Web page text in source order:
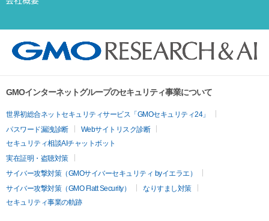
GMOインターネットグループのセキュリティ事業について
世界初総合ネットセキュリティサービス「GMOセキュリティ24」
パスワード漏洩診断
Webサイトリスク診断
セキュリティ相談AIチャットボット
実在証明・盗聴対策
サイバー攻撃対策（GMOサイバーセキュリティ byイエラエ）
サイバー攻撃対策（GMO Flatt Security）
なりすまし対策
セキュリティ事業の軌跡